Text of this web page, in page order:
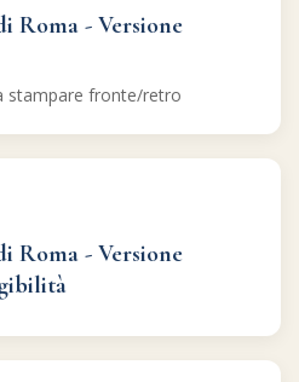
Roma - Versione
stampare fronte/retro
Roma - Versione